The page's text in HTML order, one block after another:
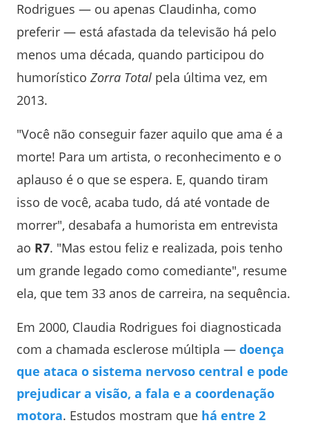
Rodrigues — ou apenas Claudinha, como
preferir — está afastada da televisão há pelo
menos uma década, quando participou do
humorístico Zorra Total pela última vez, em
2013.
"Você não conseguir fazer aquilo que ama é a
morte! Para um artista, o reconhecimento e o
aplauso é o que se espera. E, quando tiram
isso de você, acaba tudo, dá até vontade de
morrer", desabafa a humorista em entrevista
ao R7. "Mas estou feliz e realizada, pois tenho
um grande legado como comediante", resume
ela, que tem 33 anos de carreira, na sequência.
Em 2000, Claudia Rodrigues foi diagnosticada
com a chamada esclerose múltipla — doença
que ataca o sistema nervoso central e pode
prejudicar a visão, a fala e a coordenação
motora. Estudos mostram que há entre 2